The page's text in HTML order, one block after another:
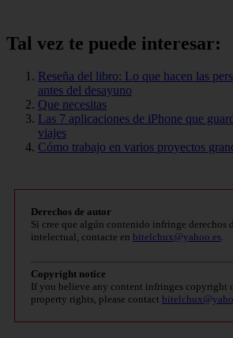
Tal vez te puede interesar:
Reseña del libro: Lo que hacen las
antes del desayuno
Que necesitas
Las 7 aplicaciones de iPhone que
viajes
Cómo trabajo en varios proyectos
Derechos de autor
Si cree que algún contenido infringe derechos
intelectual, contacte en bitelchux@yahoo.es.
Copyright notice
If you believe any content infringes copyright
property rights, please contact